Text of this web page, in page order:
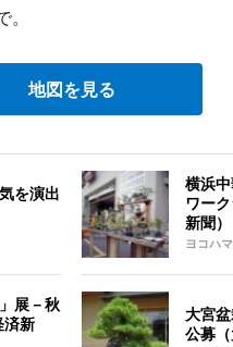
地図を見る
を演出
横浜
ワー
新聞）
ヨコハ
展－秋
済新
大宮
公募（